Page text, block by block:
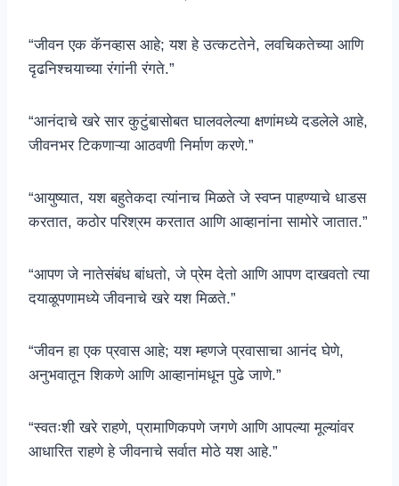
“जीवन एक कॅनव्हास आहे; यश हे उत्कटतेने, लवचिकतेच्या आणि
दृढनिश्चयाच्या रंगांनी रंगते.”
“आनंदाचे खरे सार कुटुंबासोबत घालवलेल्या क्षणांमध्ये दडलेले आहे,
जीवनभर टिकणाऱ्या आठवणी निर्माण करणे.”
“आयुष्यात, यश बहुतेकदा त्यांनाच मिळते जे स्वप्न पाहण्याचे धाडस
करतात, कठोर परिश्रम करतात आणि आव्हानांना सामोरे जातात.”
“आपण जे नातेसंबंध बांधतो, जे प्रेम देतो आणि आपण दाखवतो त्या
दयाळूपणामध्ये जीवनाचे खरे यश मिळते.”
“जीवन हा एक प्रवास आहे; यश म्हणजे प्रवासाचा आनंद घेणे,
अनुभवातून शिकणे आणि आव्हानांमधून पुढे जाणे.”
“स्वतःशी खरे राहणे, प्रामाणिकपणे जगणे आणि आपल्या मूल्यांवर
आधारित राहणे हे जीवनाचे सर्वात मोठे यश आहे.”